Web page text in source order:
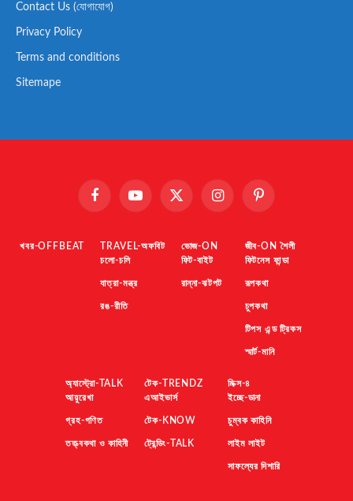
Contact Us (যোগাযোগ)
Privacy Policy
Terms and conditions
Sitemape
FacebookYouTube X
InstagramPinterest
খবর-OFFBEAT
TRAVEL-অফবিট
চলো-চলি
যাত্রা-মন্ত্র
রঙ-রীতি
ভোজ-ON
ফিট-বাইট
রান্না-ঝটপট
জীব-ON শৈলী
ফিটনেস ফান্ডা
রূপকথা
চুপকথা
টিপস এন্ড ট্রিকস
স্মার্ট-মানি
অ্যাস্ট্রো-TALK
আয়ুরেখা
গ্রহ-গণিত
তত্ত্বকথা ও কাহিনী
টেক-TRENDZ
এআইভার্স
টেক-KNOW
ট্রেন্ডিং-TALK
মিক্স-৪
ইচ্ছে-ডানা
চুম্বক কাহিনি
লাইম লাইট
সাফল্যের দিশারি